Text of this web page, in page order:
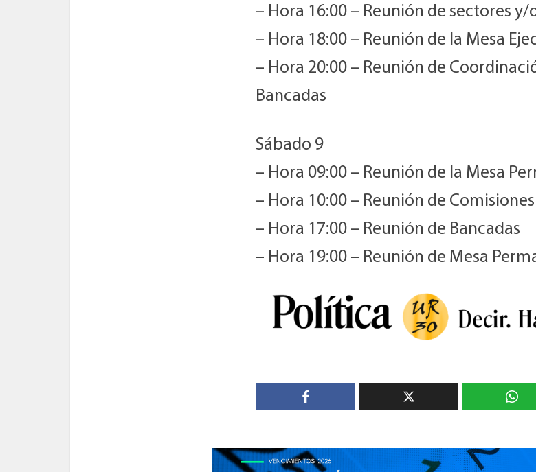
– Hora 16:00 – Reunión de sectores y/
– Hora 18:00 – Reunión de la Mesa
– Hora 20:00 – Reunión de
Bancadas
Sábado 9
– Hora 09:00 – Reunión de la Mesa
– Hora 10:00 – Reunión de
– Hora 17:00 – Reunión de Bancadas
– Hora 19:00 – Reunión de Mesa